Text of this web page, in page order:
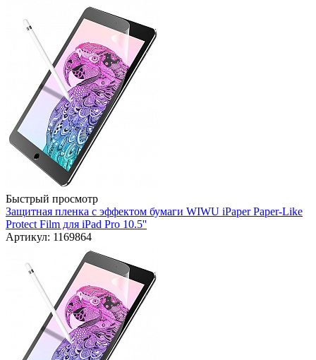
Быстрый просмотр
Защитная пленка с эффектом бумаги WIWU iPaper Paper-Like
Protect Film для iPad Pro 10.5''
Артикул: 1169864